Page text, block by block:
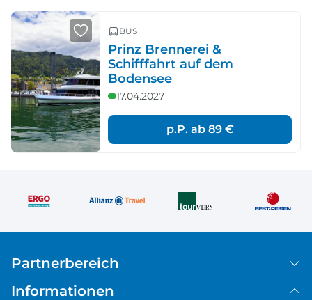
BUS
Prinz Brennerei &
Schifffahrt auf dem
Bodensee
17.04.2027
p.P. ab 89 €
Partnerbereich
Informationen